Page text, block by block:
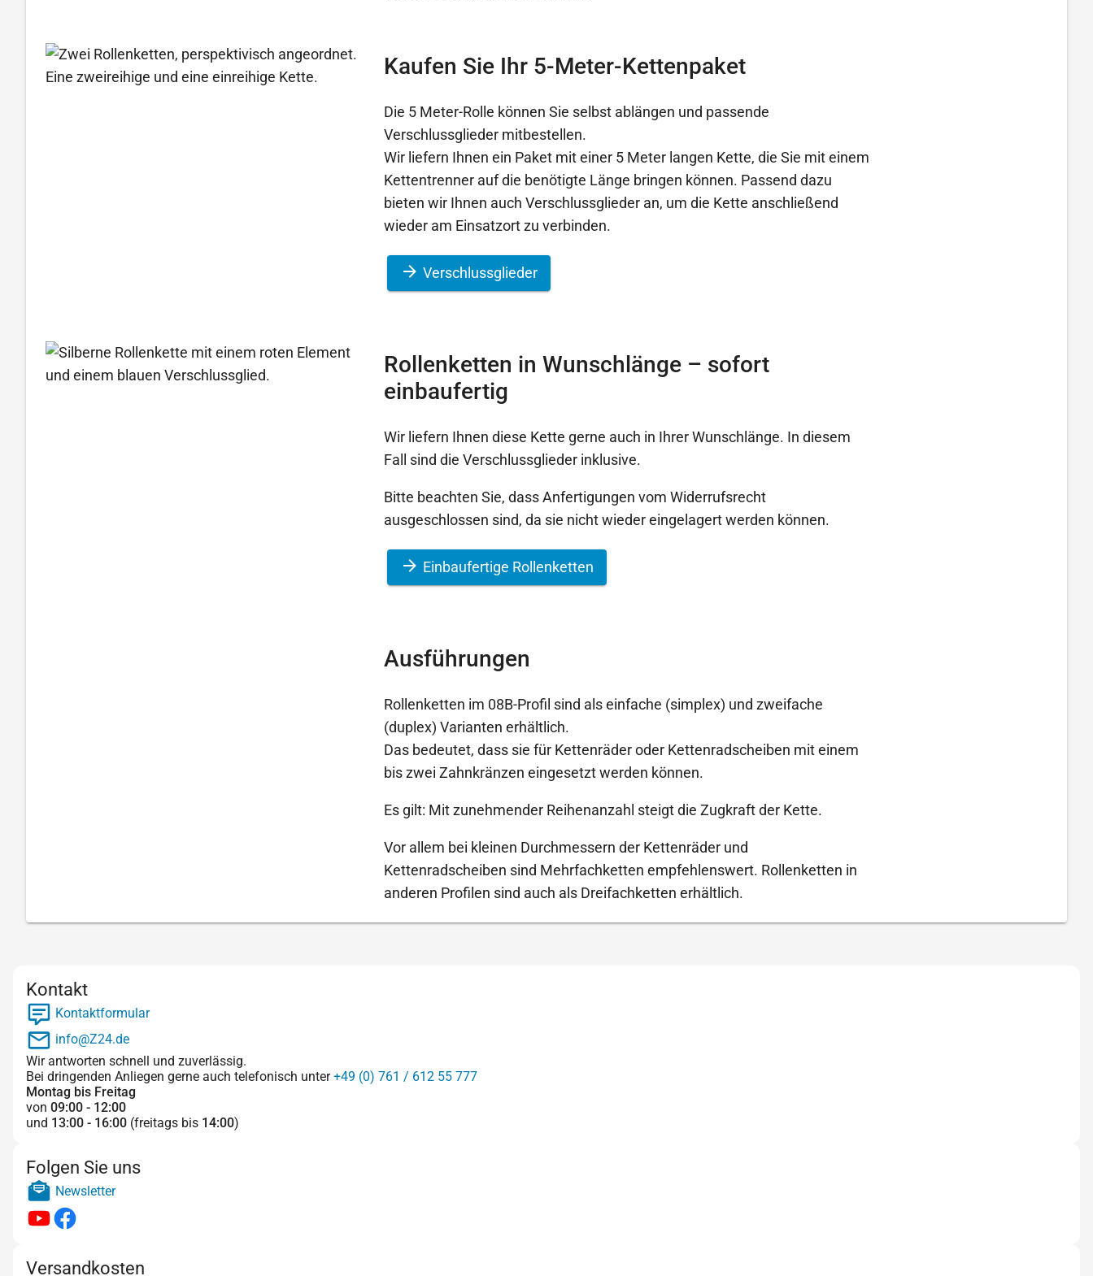
Kaufen Sie Ihr 5-Meter-Kettenpaket
Die 5 Meter-Rolle können Sie selbst ablängen und passende
Verschlussglieder mitbestellen.
Wir liefern Ihnen ein Paket mit einer 5 Meter langen Kette, die Sie mit einem
Kettentrenner auf die benötigte Länge bringen können. Passend dazu
bieten wir Ihnen auch Verschlussglieder an, um die Kette anschließend
wieder am Einsatzort zu verbinden.
Verschlussglieder
Rollenketten in Wunschlänge – sofort
einbaufertig
Wir liefern Ihnen diese Kette gerne auch in Ihrer Wunschlänge. In diesem
Fall sind die Verschlussglieder inklusive.
Bitte beachten Sie, dass Anfertigungen vom Widerrufsrecht
ausgeschlossen sind, da sie nicht wieder eingelagert werden können.
Einbaufertige Rollenketten
Ausführungen
Rollenketten im 08B-Profil sind als einfache (simplex) und zweifache
(duplex) Varianten erhältlich.
Das bedeutet, dass sie für Kettenräder oder Kettenradscheiben mit einem
bis zwei Zahnkränzen eingesetzt werden können.
Es gilt: Mit zunehmender Reihenanzahl steigt die Zugkraft der Kette.
Vor allem bei kleinen Durchmessern der Kettenräder und
Kettenradscheiben sind Mehrfachketten empfehlenswert. Rollenketten in
anderen Profilen sind auch als Dreifachketten erhältlich.
Kontakt
Kontaktformular
info@Z24.de
Wir antworten schnell und zuverlässig.
Bei dringenden Anliegen gerne auch telefonisch unter+49 (0) 761 / 612 55 777
Montag bis Freitag
von 09:00 - 12:00
und 13:00 - 16:00 (freitags bis 14:00)
Folgen Sie uns
Newsletter
Versandkosten